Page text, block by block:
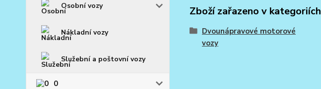
Osobní vozy
Nákladní vozy
Služební a poštovní vozy
0
Zboží zařazeno v kategoriích
Dvounápravové motorové
vozy